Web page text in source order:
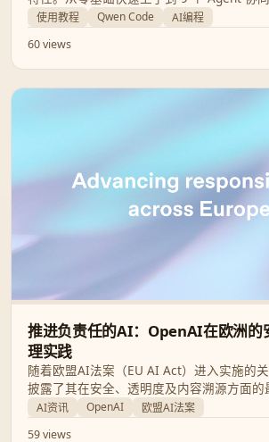
动化多媒体生成与 Obsidian 知识管理，带
的全新编程范式。
使用教程 Qwen Code
AI编程
60 views
推进负责任的AI：OpenAI在欧洲的
理实践
随着欧盟AI法案（EU AI Act）进入实施的
披露了其在安全、透明度及内容溯源方面的
文详细解析OpenAI如何通过GPAI准则、
AI资讯 OpenAI
欧盟AI法案
59 views